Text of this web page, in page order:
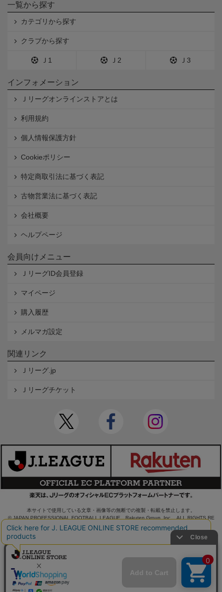
一覧から探す
カテゴリから探す
クラブから探す
Ｊ1 Ｊ2 Ｊ3
インフォメーション
Ｊリーグオンラインストアとは
利用規約
個人情報保護方針
Cookieポリシー
特定商取引法に基づく表記
古物営業法に基づく表記
会社概要
ヘルプページ
会員向けメニュー
ＪリーグID会員登録
マイページ
購入履歴
メルマガ設定
関連リンク
Ｊリーグ.jp
Ｊリーグチケット
本サイトで使用している文章・画像等の無断での複製・転載を禁止します。
© JAPAN PROFESSIONAL FOOTBALL LEAGUE Rakuten Group, Inc. ALL RIGHTS RE
SERVED.